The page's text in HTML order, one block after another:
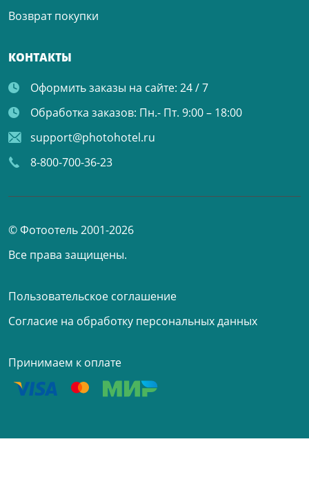
Возврат покупки
КОНТАКТЫ
Оформить заказы на сайте: 24 / 7
Обработка заказов: Пн.- Пт. 9:00 – 18:00
support@photohotel.ru
8-800-700-36-23
© Фотоотель 2001-2026
Все права защищены.
Пользовательское соглашение
Согласие на обработку персональных данных
Принимаем к оплате